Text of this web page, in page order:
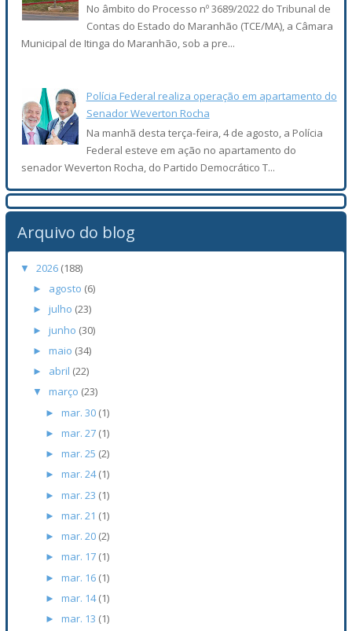
No âmbito do Processo nº 3689/2022 do Tribunal de
Contas do Estado do Maranhão (TCE/MA), a Câmara
Municipal de Itinga do Maranhão, sob a pre...
Polícia Federal realiza operação em apartamento do
Senador Weverton Rocha
Na manhã desta terça-feira, 4 de agosto, a Polícia
Federal esteve em ação no apartamento do
senador Weverton Rocha, do Partido Democrático T...
Arquivo do blog
▼2026 (188)
► agosto (6)
► julho (23)
► junho (30)
► maio (34)
► abril (22)
▼ março (23)
► mar. 30 (1)
► mar. 27 (1)
► mar. 25 (2)
► mar. 24(1)
► mar. 23 (1)
► mar. 21 (1)
► mar. 20 (2)
► mar. 17 (1)
► mar. 16 (1)
► mar. 14(1)
► mar. 13 (1)